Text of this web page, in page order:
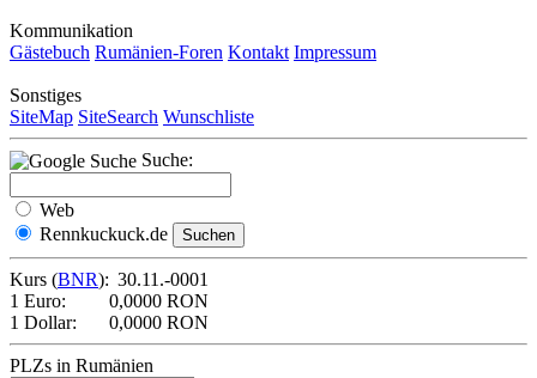
Kommunikation
Gästebuch Rumänien-Foren Kontakt Impressum
Sonstiges
SiteMap SiteSearch Wunschliste
Suche:
Web
Rennkuckuck.de
Kurs (BNR): 30.11.-0001
1 Euro:
0,0000 RON
1 Dollar:
0,0000 RON
PLZs in Rumänien